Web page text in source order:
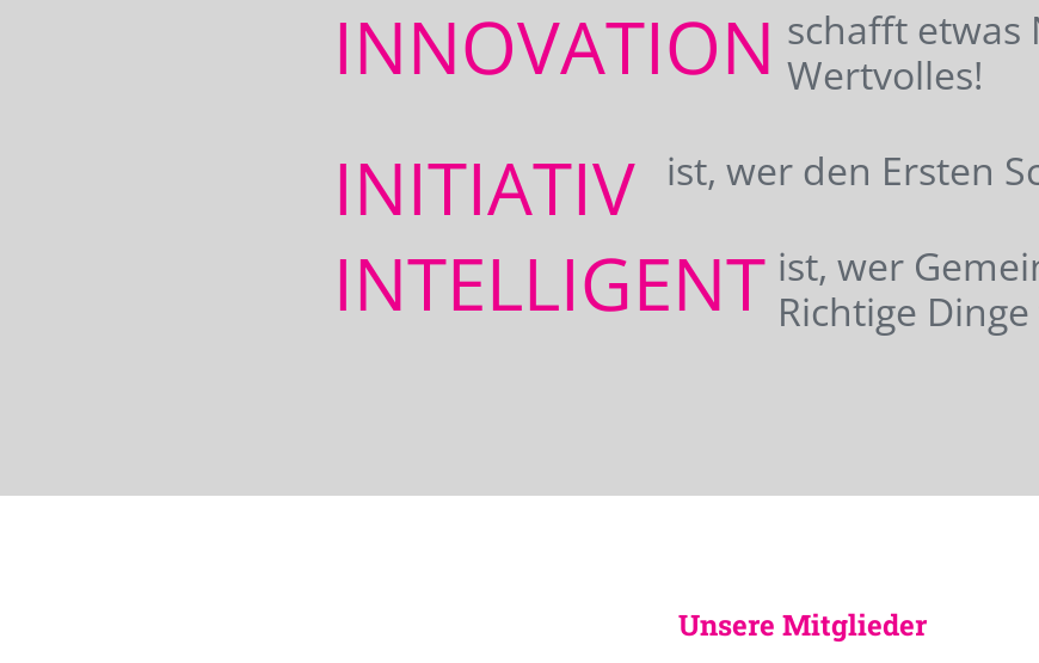
INNOVATION schafft etwas
Wertvolles!
INITIATIV ist, wer den Ersten
INTELLIGENT ist, wer
Richtige
Unsere Mitglieder